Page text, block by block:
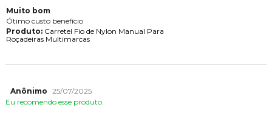
Muito bom
Ótimo custo benefício
Produto:Carretel Fio de Nylon Manual Para
Roçadeiras Multimarcas
Anônimo 25/07/2025
Eu recomendo esse produto.